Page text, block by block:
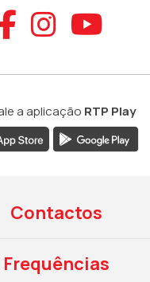
Aceder
a aplicação RTP Play
Contactos
Frequências